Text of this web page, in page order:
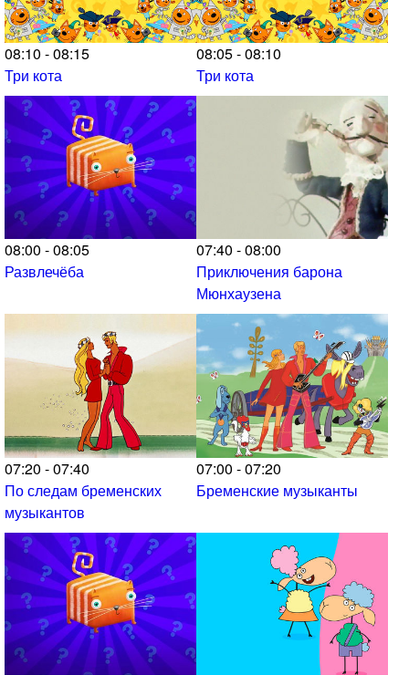
08:10 - 08:15
Три кота
08:05 - 08:10
Три кота
08:00 - 08:05
Развлечёба
07:40 - 08:00
Приключения барона
Мюнхаузена
07:20 - 07:40
По следам бременских
музыкантов
07:00 - 07:20
Бременские музыканты